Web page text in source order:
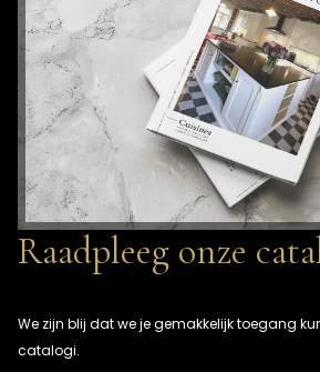
Raadpleeg onze
We zijn blij dat we je gemakkelijk toegang
catalogi.